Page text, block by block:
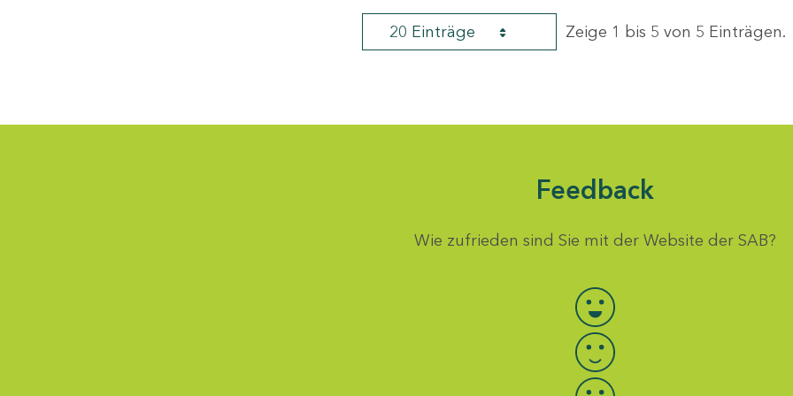
20 Einträge Zeige 1 bis 5 von 5 Einträgen.
Feedback
Wie zufrieden sind Sie mit der Website der SAB?
Bewertung auswählen